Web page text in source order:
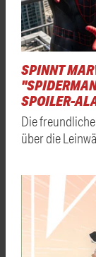
SPINNT
SPOILER-
Die
über die